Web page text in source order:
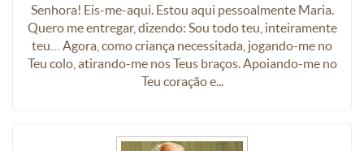
Senhora! Eis-me-aqui. Estou aqui pessoalmente Maria.
Quero me entregar, dizendo: Sou todo teu, inteiramente
teu… Agora, como criança necessitada, jogando-me no
Teu colo, atirando-me nos Teus braços. Apoiando-me no
Teu coração e...